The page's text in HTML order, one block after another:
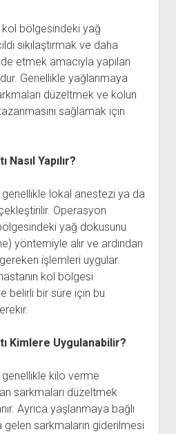
bölgesindeki yağ
sıkılaştırmak ve daha
etmek amacıyla yapılan
Genellikle yağlanmaya
düzeltmek ve kolun
sağlamak için
Yapılır?
lokal anestezi ya da
Operasyon
yağ dokusunu
yöntemiyle alır ve ardından
işlemleri uygular.
kol bölgesi
belirli bir süre için bu
Kimlere Uygulanabilir?
kilo verme
sarkmaları düzeltmek
Ayrıca yaşlanmaya bağlı
sarkmaların giderilmesi